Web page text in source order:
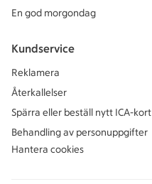
En god morgondag
Kundservice
Reklamera
Återkallelser
Spärra eller beställ nytt ICA-kort
Behandling av personuppgifter
Hantera cookies